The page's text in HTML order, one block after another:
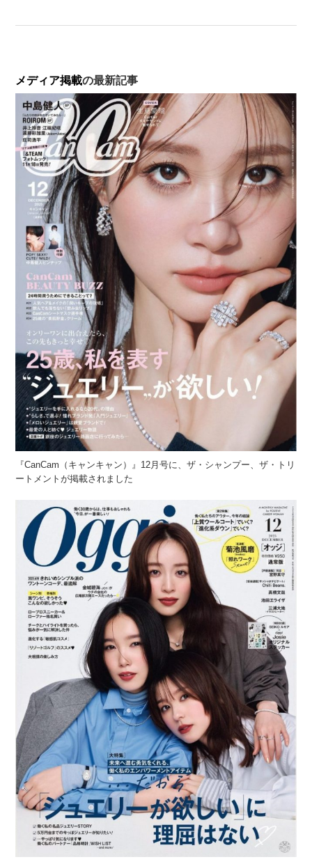
メディア掲載の最新記事
『CanCam（キャンキャン）』12月号に、ザ・シャンプー、ザ・トリ
ートメントが掲載されました